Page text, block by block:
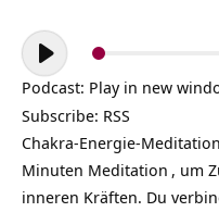
Audio-
Player
Podcast: Play in new
Subscribe: RSS
Chakra-Energie-
Minuten Meditation , um
inneren Kräften. Du